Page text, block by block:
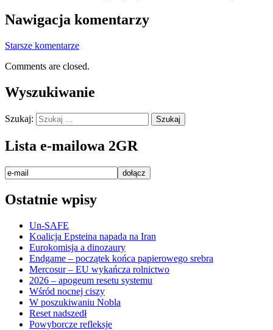
Nawigacja komentarzy
Starsze komentarze
Comments are closed.
Wyszukiwanie
Szukaj:
Lista e-mailowa 2GR
Ostatnie wpisy
Un-SAFE
Koalicja Epsteina napada na Iran
Eurokomisja a dinozaury
Endgame – początek końca papierowego srebra
Mercosur – EU wykańcza rolnictwo
2026 – apogeum resetu systemu
Wśród nocnej ciszy
W poszukiwaniu Nobla
Reset nadszedł
Powyborcze refleksje